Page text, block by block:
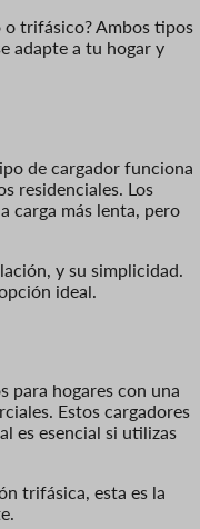
o trifásico? Ambos tipos
adapte a tu hogar y
de cargador funciona
residenciales. Los
carga más lenta, pero
y su simplicidad.
ideal.
para hogares con una
Estos cargadores
es esencial si utilizas
trifásica, esta es la